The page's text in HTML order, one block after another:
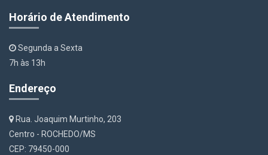
Horário de Atendimento
Segunda a Sexta
7h às 13h
Endereço
Rua. Joaquim Murtinho, 203
Centro - ROCHEDO/MS
CEP: 79450-000